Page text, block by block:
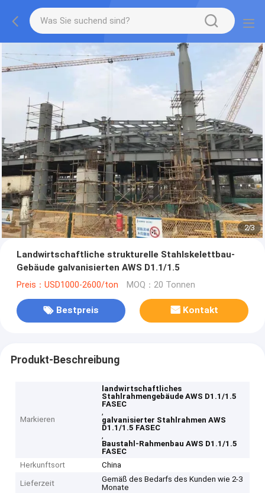
2/3
Landwirtschaftliche strukturelle Stahlskelettbau-
Gebäude galvanisierten AWS D1.1/1.5
Preis：USD1000-2600/ton MOQ：20 Tonnen
Bestpreis Kontakt
Produkt-Beschreibung
Markieren
landwirtschaftliches
Stahlrahmengebäude AWS D1.1/1.5
FASEC
,
galvanisierter Stahlrahmen AWS
D1.1/1.5 FASEC
,
Baustahl-Rahmenbau AWS D1.1/1.5
FASEC
Herkunftsort
China
Lieferzeit
Gemäß des Bedarfs des Kunden wie 2-3
Monate